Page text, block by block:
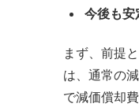
今後も安
まず、前提
は、通常の
で減価償却